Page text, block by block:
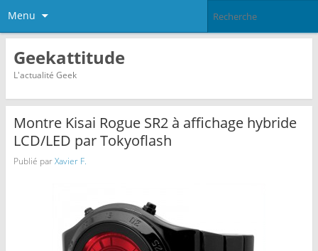
Menu
Geekattitude
L'actualité Geek
Montre Kisai Rogue SR2 à affichage hybride
LCD/LED par Tokyoflash
Publié parXavier F.